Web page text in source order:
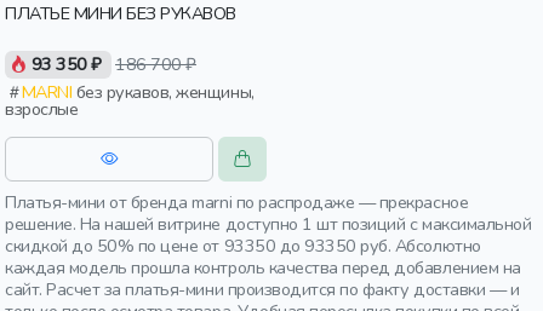
ПЛАТЬЕ МИНИ БЕЗ РУКАВОВ
93 350 ₽ 186 700 ₽
MARNI
взрослые
Платья-мини от бренда marni по распродаже — прекрасное
решение. На нашей витрине доступно 1 шт позиций с максимальной
скидкой до 50% по цене от 93350 до 93350 руб. Абсолютно
каждая модель прошла контроль качества перед добавлением на
сайт. Расчет за платья-мини производится по факту доставки — и